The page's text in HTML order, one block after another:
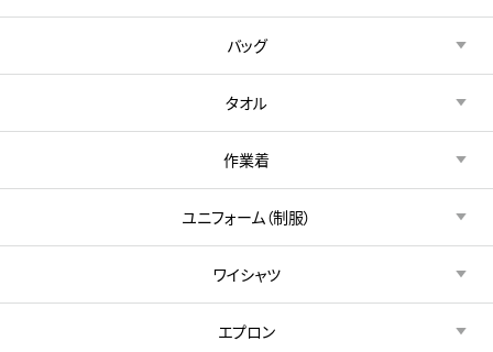
バッグ
タオル
作業着
ユニフォーム（制服）
ワイシャツ
エプロン